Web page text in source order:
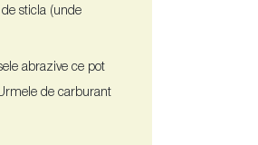
sticla (unde
abrazive ce pot
de carburant